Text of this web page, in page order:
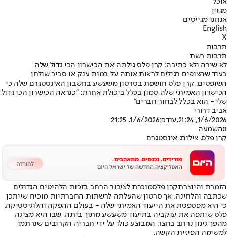
מגזין
אנחנו מגייסים
English
X
תרבות
תרבות רשת
לא שירה ולא כתיבה: קרן פלס גילתה את הכישרון הכי גדול שלה
בעוד שהצופים רגילים לראות אותה על במות ענק או סביב שולחן
השופטים, קרן פלס חושפת בסרטון משעשע בחשבון האינסטגרם שלה כי
הכישרון האמיתי שלה טמון בכלל ביכולת אחרת: "כנראה הכישרון הכי גדול
שלי - הוא בכלל לבחור חברים"
אביב דרורי
1/6/2026, 21:24
,עודכן1/6/2026, 21:25
0השמעה
קרן פלס. צילום: אינסטגרם
הזמרת והיוצרתקרן פלסמוכרת לציבור הרחב בזכות הלהיטים הגדולים
שכתבה והלחינה, אך סרטון שהעלתה לרשתות החברתיות מוכיח שייתכן
כי היא מפספסת את הייעוד האמיתי שלה - בעולם ההפקה והלוגיסטיקה.
פלס שיתפה את עוקביה בתיעוד משעשע מתוך ביתה, שבו היא מציגה
מהפך גינון נרחב בחצר, המבוצע כולו על ידי חבריה הקרובים שנרתמו
למשימה הפיזית הקשה.